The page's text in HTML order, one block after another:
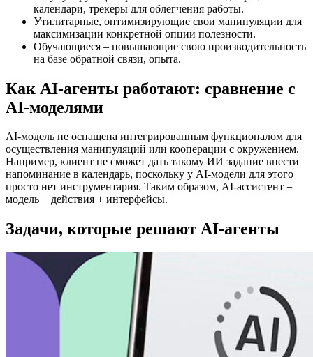
календари, трекеры для облегчения работы.
Утилитарные, оптимизирующие свои манипуляции для
максимизации конкретной опции полезности.
Обучающиеся – повышающие свою производительность
на базе обратной связи, опыта.
Как AI-агенты работают: сравнение с
AI-моделями
AI-модель не оснащена интегрированным функционалом для
осуществления манипуляций или кооперации с окружением.
Например, клиент не сможет дать такому ИИ задание внести
напоминание в календарь, поскольку у AI-модели для этого
просто нет инструментария. Таким образом, AI-ассистент =
модель + действия + интерфейсы.
Задачи, которые решают AI-агенты